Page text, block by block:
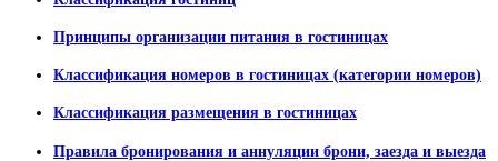
Принципы организации питания в гостиницах
Классификация номеров в гостиницах (категории номеров)
Классификация размещения в гостиницах
Правила бронирования и аннуляции брони, заезда и выезда